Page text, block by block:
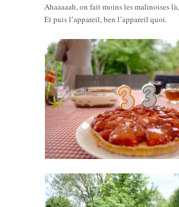
Ahaaaaah, on fait moins les malinoises
Et puis l’appareil, ben l’appareil quoi.